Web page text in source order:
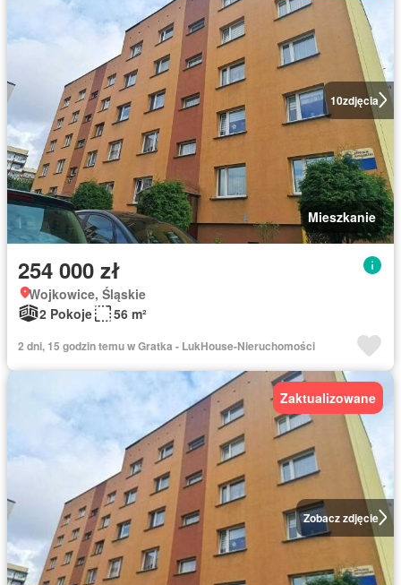
10zdjęcia
Mieszkanie
254 000 zł
Wojkowice, Śląskie
2 Pokoje
56 m²
2 dni, 15 godzin temu w Gratka - LukHouse-Nieruchomości
Zobacz zdjęcie
Zaktualizowane